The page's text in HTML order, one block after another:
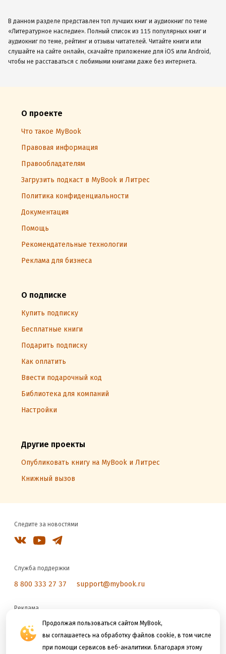
Продолжая пользоваться сайтом MyBook,
вы соглашаетесь на обработку файлов cookie, в том числе
при помощи сервисов веб-аналитики. Благодаря этому
В данном разделе представлен топ лучших книг и аудиокниг по теме
«Литературное наследие». Полный список из 115 популярных книг и
аудиокниг по теме, рейтинг и отзывы читателей. Читайте книги или
слушайте на сайте онлайн, скачайте приложение для iOS или Android,
чтобы не расставаться с любимыми книгами даже без интернета.
О проекте
Что такое MyBook
Правовая информация
Правообладателям
Загрузить подкаст в MyBook и Литрес
Политика конфиденциальности
Документация
Помощь
Рекомендательные технологии
Реклама для бизнеса
О подписке
Купить подписку
Бесплатные книги
Подарить подписку
Как оплатить
Ввести подарочный код
Библиотека для компаний
Настройки
Другие проекты
Опубликовать книгу на MyBook и Литрес
Книжный вызов
Следите за новостями
Служба поддержки
8 800 333 27 37 support@mybook.ru
Реклама
reklama@litres.ru
Мы принимаем к оплате